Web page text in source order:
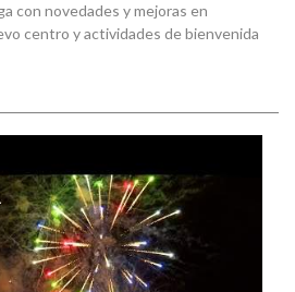
con novedades y mejoras en
centro y actividades de bienvenida